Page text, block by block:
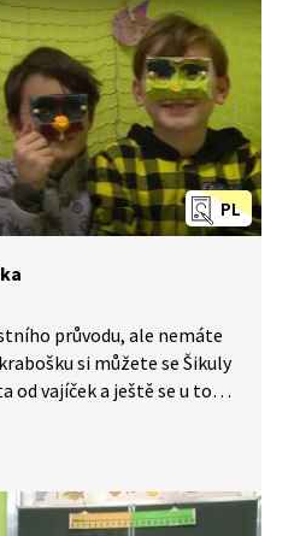
PL
průvodu, ale nemáte
si můžete se Šikuly
od vajíček a ještě se u toho
nůžky, štětec, akrylové